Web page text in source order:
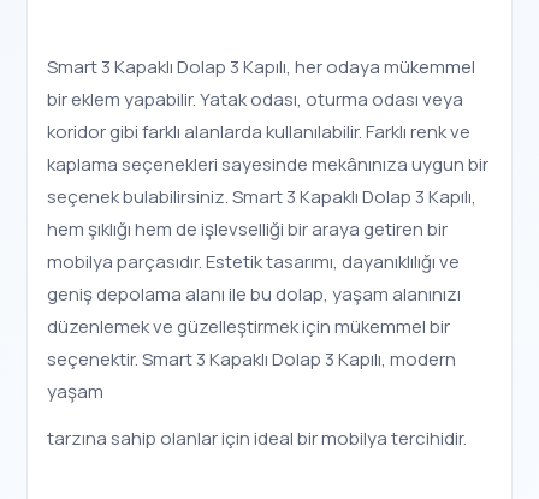
Smart 3 Kapaklı Dolap 3 Kapılı, her odaya mükemmel
bir eklem yapabilir. Yatak odası, oturma odası veya
koridor gibi farklı alanlarda kullanılabilir. Farklı renk ve
kaplama seçenekleri sayesinde mekânınıza uygun bir
seçenek bulabilirsiniz. Smart 3 Kapaklı Dolap 3 Kapılı,
hem şıklığı hem de işlevselliği bir araya getiren bir
mobilya parçasıdır. Estetik tasarımı, dayanıklılığı ve
geniş depolama alanı ile bu dolap, yaşam alanınızı
düzenlemek ve güzelleştirmek için mükemmel bir
seçenektir. Smart 3 Kapaklı Dolap 3 Kapılı, modern
yaşam
tarzına sahip olanlar için ideal bir mobilya tercihidir.